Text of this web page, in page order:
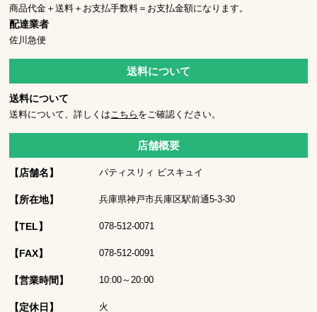
商品代金＋送料＋お支払手数料＝お支払金額になります。
配達業者
佐川急便
送料について
送料について
送料について、詳しくは こちら をご確認ください。
店舗概要
【店舗名】 パティスリィ ビスキュイ
【所在地】 兵庫県神戸市兵庫区駅前通5-3-30
【TEL】 078-512-0071
【FAX】 078-512-0091
【営業時間】 10:00～20:00
【定休日】 火